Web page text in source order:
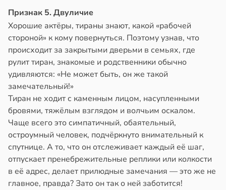
Признак 5. Двуличие
Хорошие актёры, тираны знают, какой «рабочей
стороной» к кому повернуться. Поэтому узнав, что
происходит за закрытыми дверьми в семьях, где
рулит тиран, знакомые и родственники обычно
удивляются: «Не может быть, он же такой
замечательный!»
Тиран не ходит с каменным лицом, насупленными
бровями, тяжёлым взглядом и волчьим оскалом.
Чаще всего это симпатичный, обаятельный,
остроумный человек, подчёркнуто внимательный к
спутнице. А то, что он отслеживает каждый её шаг,
отпускает пренебрежительные реплики или колкости
в её адрес, делает прилюдные замечания — это же не
главное, правда? Зато он так о ней заботится!